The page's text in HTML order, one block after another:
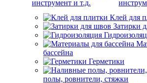
Клей для
Затирки
бассейна
Герметики
полы, ровнители, стяжки